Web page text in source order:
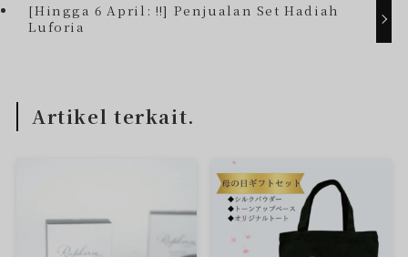
[Hingga 6 April: ‼︎] Penjualan Set Hadiah
Luforia
Artikel terkait.